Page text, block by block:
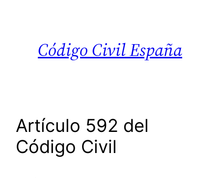
Código Civil España
Artículo 592 del
Código Civil